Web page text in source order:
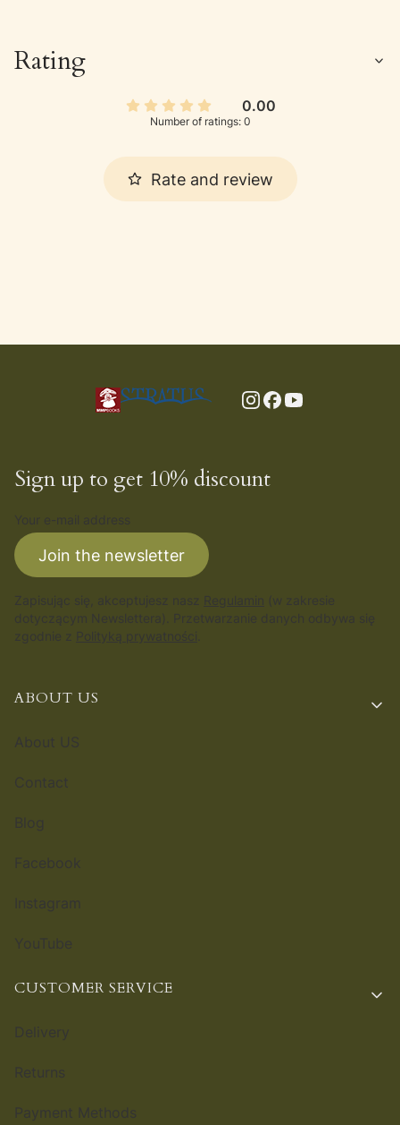
Rating
0.00
Number of ratings: 0
Rate and review
Sign up to get 10% discount
Join the newsletter
Footer menu
ABOUT US
CUSTOMER SERVICE